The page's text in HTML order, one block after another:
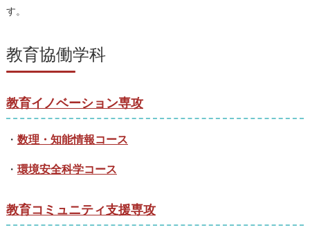
す。
教育協働学科
教育イノベーション専攻
・ 数理・知能情報コース
・ 環境安全科学コース
教育コミュニティ支援専攻